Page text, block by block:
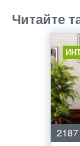
Читайте
2187